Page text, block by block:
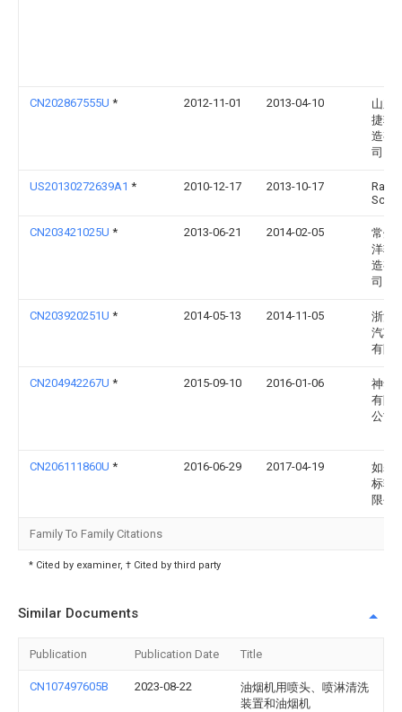
CN202867555U * 2012-11-01 2013-04-10
山东
捷轴
造有
司
US20130272639A1 * 2010-12-17 2013-10-17
CN203421025U * 2013-06-21 2014-02-05
常州
洋轴
造有
司
CN203920251U * 2014-05-13 2014-11-05
浙江
汽车
有限
CN204942267U * 2015-09-10 2016-01-06
神华
有限
公司
CN206111860U * 2016-06-29 2017-04-19
如皋
标轴
限公
Family To Family Citations
* Cited by examiner, † Cited by third party
Similar Documents
Publication Publication Date Title
CN107497605B 2023-08-22
油烟机用喷头、喷淋清洗
装置和油烟机